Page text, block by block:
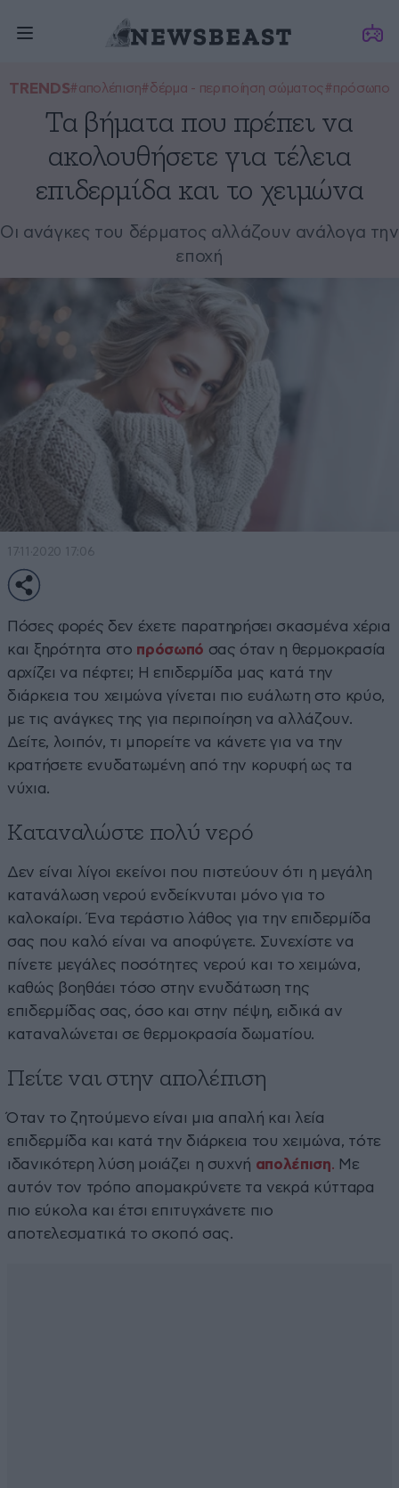
TRENDS#απολέπιση#δέρμα - περιποίηση σώματος#πρόσωπο
Τα βήματα που πρέπει να
ακολουθήσετε για τέλεια
επιδερμίδα και το χειμώνα
Οι ανάγκες του δέρματος αλλάζουν ανάλογα την
εποχή
17·11·2020 17:06
Πόσες φορές δεν έχετε παρατηρήσει σκασμένα χέρια
και ξηρότητα στο πρόσωπό σας όταν η θερμοκρασία
αρχίζει να πέφτει; Η επιδερμίδα μας κατά την
διάρκεια του χειμώνα γίνεται πιο ευάλωτη στο κρύο,
με τις ανάγκες της για περιποίηση να αλλάζουν.
Δείτε, λοιπόν, τι μπορείτε να κάνετε για να την
κρατήσετε ενυδατωμένη από την κορυφή ως τα
νύχια.
Καταναλώστε πολύ νερό
Δεν είναι λίγοι εκείνοι που πιστεύουν ότι η μεγάλη
κατανάλωση νερού ενδείκνυται μόνο για το
καλοκαίρι. Ένα τεράστιο λάθος για την επιδερμίδα
σας που καλό είναι να αποφύγετε. Συνεχίστε να
πίνετε μεγάλες ποσότητες νερού και το χειμώνα,
καθώς βοηθάει τόσο στην ενυδάτωση της
επιδερμίδας σας, όσο και στην πέψη, ειδικά αν
καταναλώνεται σε θερμοκρασία δωματίου.
Πείτε ναι στην απολέπιση
Όταν το ζητούμενο είναι μια απαλή και λεία
επιδερμίδα και κατά την διάρκεια του χειμώνα, τότε
ιδανικότερη λύση μοιάζει η συχνή απολέπιση. Με
αυτόν τον τρόπο απομακρύνετε τα νεκρά κύτταρα
πιο εύκολα και έτσι επιτυγχάνετε πιο
αποτελεσματικά το σκοπό σας.